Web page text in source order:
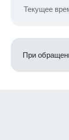
Текущее
При